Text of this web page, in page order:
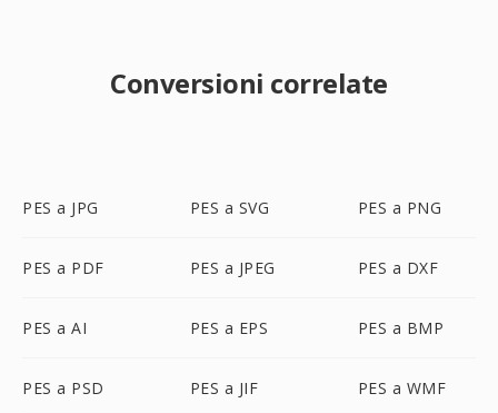
Conversioni correlate
PES a JPG PES a SVG PES a PNG
PES a PDF PES a JPEG PES a DXF
PES a AI PES a EPS PES a BMP
PES a PSD PES a JIF PES a WMF